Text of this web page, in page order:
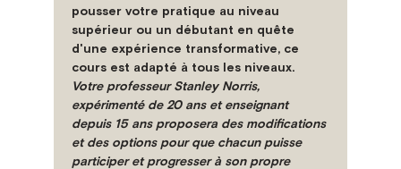
pousser votre pratique au niveau
supérieur ou un débutant en quête
d'une expérience transformative, ce
cours est adapté à tous les niveaux.
Votre professeur Stanley Norris,
expérimenté de 20 ans et enseignant
depuis 15 ans proposera des modifications
et des options pour que chacun puisse
participer et progresser à son propre